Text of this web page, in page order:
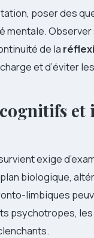
poser des
mentale.
de la
et d’éviter
cognitifs
exige
biologique,
limbiques
psychotropes,